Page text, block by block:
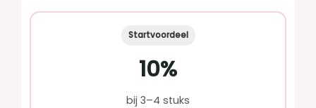
Startvoordeel
10%
bij 3–4 stuks